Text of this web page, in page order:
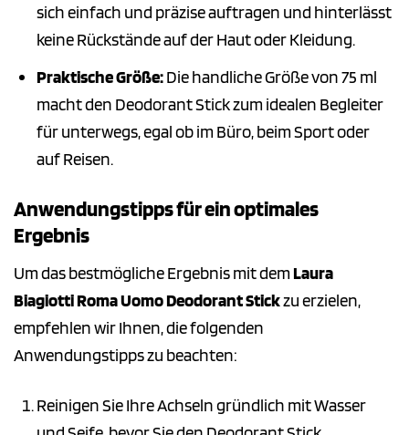
sich einfach und präzise auftragen und hinterlässt
keine Rückstände auf der Haut oder Kleidung.
Praktische Größe:Die handliche Größe von 75 ml
macht den Deodorant Stick zum idealen Begleiter
für unterwegs, egal ob im Büro, beim Sport oder
auf Reisen.
Anwendungstipps für ein optimales
Ergebnis
Um das bestmögliche Ergebnis mit demLaura
Biagiotti Roma Uomo Deodorant Stickzu erzielen,
empfehlen wir Ihnen, die folgenden
Anwendungstipps zu beachten:
Reinigen Sie Ihre Achseln gründlich mit Wasser